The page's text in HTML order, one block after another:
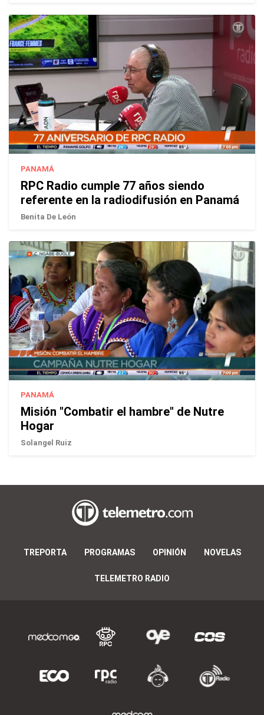
PANAMÁ
RPC Radio cumple 77 años siendo
referente en la radiodifusión en Panamá
Benita De León
PANAMÁ
Misión "Combatir el hambre" de Nutre
Hogar
Solangel Ruiz
TREPORTA PROGRAMAS OPINIÓN NOVELAS
TELEMETRO RADIO